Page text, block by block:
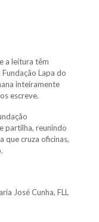
a leitura têm
Lapa do
inteiramente
escreve.
partilha, reunindo
que cruza oficinas,
José Cunha, FLL